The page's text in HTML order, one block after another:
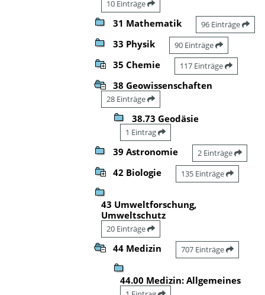
10 Einträge
31 Mathematik 96 Einträge
33 Physik 90 Einträge
35 Chemie 117 Einträge
38 Geowissenschaften
28 Einträge
38.73 Geodäsie
1 Eintrag
39 Astronomie 2 Einträge
42 Biologie 135 Einträge
43 Umweltforschung,
Umweltschutz
20 Einträge
44 Medizin 707 Einträge
44.00 Medizin: Allgemeines